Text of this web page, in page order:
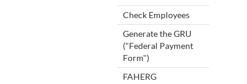
Check Employees
Generate the GRU
("Federal Payment
Form")
FAHERG